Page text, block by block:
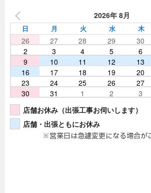
2026年 8月
日 月 火 水 木
26 27 28 29 30
2
3 4 5 6
9
10 11 12 13
16
17 18 19 20
23
24 25 26 27
30
31 1 2 3
店舗お休み（出張工事お伺いします）
店舗・出張ともにお休み
※営業日は急遽変更になる場合が